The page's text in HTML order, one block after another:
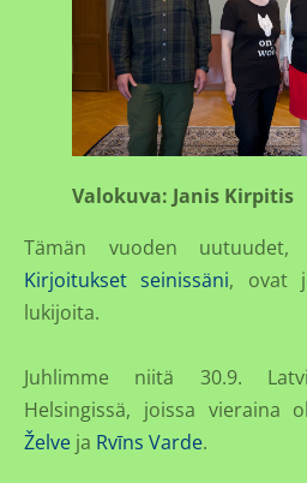
Valokuva: Janis Kirpitis
Tämän vuoden uutuudet,
Kirjoitukset seinissäni, ovat
lukijoita.
Juhlimme niitä 30.9.
Helsingissä, joissa vieraina
Želve ja Rvīns Varde.